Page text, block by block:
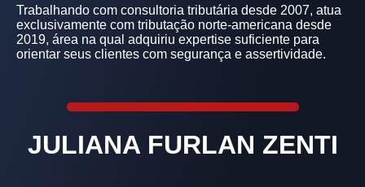
JULIANA FURLAN ZENTI
Trabalhando com consultoria tributária desde 2007, atua
exclusivamente com tributação norte-americana desde
2019, área na qual adquiriu expertise suficiente para
orientar seus clientes com segurança e assertividade.